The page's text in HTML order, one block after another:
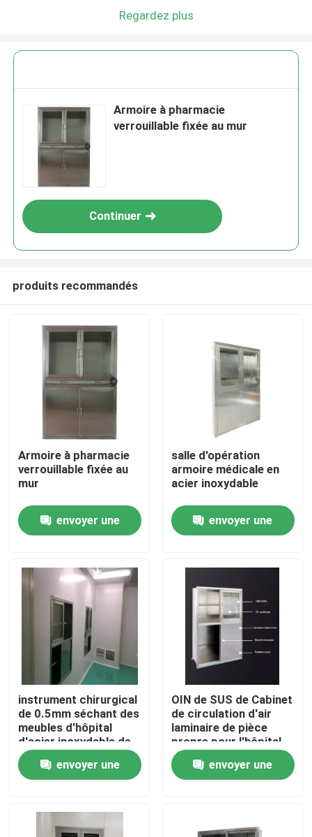
Produits
Au sujet de nous
Visite d'usine
Contrôle de qualité
Contactez-nous
Nouvelles
Cas
Pièce propre modulaire
Regardez plus
Armoire à pharmacie
verrouillable fixée au mur
Continuer
produits recommandés
Armoire à pharmacie
verrouillable fixée au
mur
envoyer une
salle d'opération
armoire médicale en
acier inoxydable
envoyer une
instrument chirurgical
de 0.5mm séchant des
meubles d'hôpital
d'acier inoxydable de
Cabinet
envoyer une
OIN de SUS de Cabinet
de circulation d'air
laminaire de pièce
propre pour l'hôpital
envoyer une